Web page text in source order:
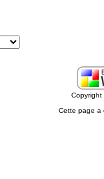
Cette page a